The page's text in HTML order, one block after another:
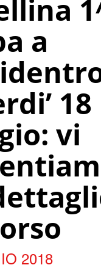
a
18
vi
2018